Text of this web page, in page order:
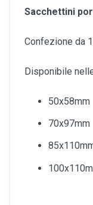
Sacchettini
Confezione da
Disponibile
50x58mm
70x97mm